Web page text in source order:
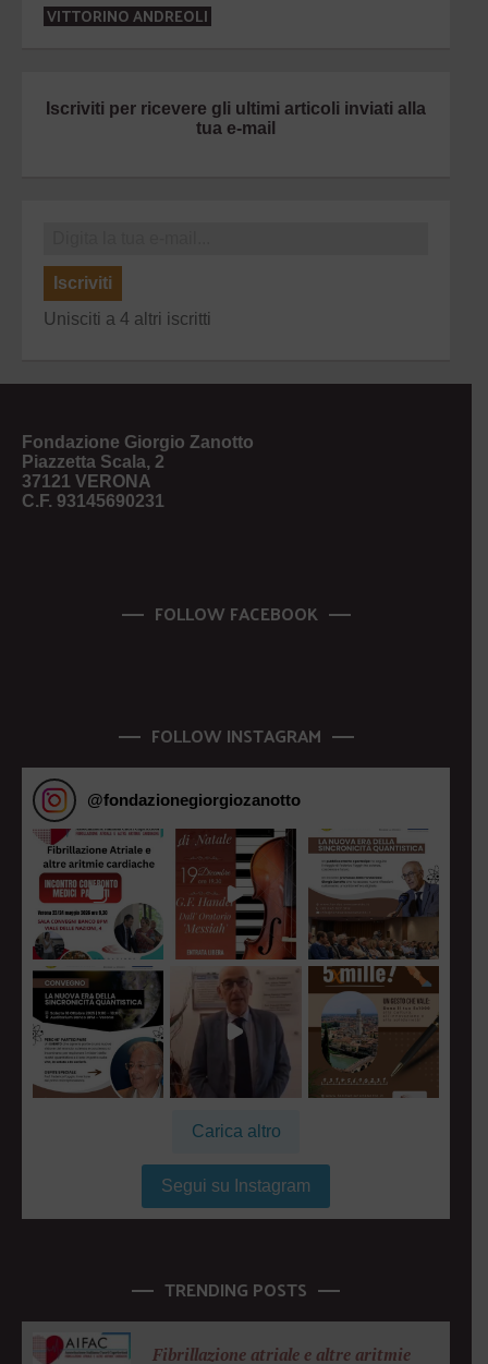
VITTORINO ANDREOLI
Iscriviti per ricevere gli ultimi articoli inviati alla
tua e-mail
Iscriviti
Unisciti a 4 altri iscritti
Fondazione Giorgio Zanotto
Piazzetta Scala, 2
37121 VERONA
C.F. 93145690231
FOLLOW FACEBOOK
FOLLOW INSTAGRAM
@fondazionegiorgiozanotto
Carica altro
Segui su Instagram
TRENDING POSTS
Fibrillazione atriale e altre aritmie